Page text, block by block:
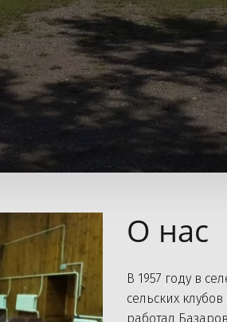
О нас
В 1957 году в
сельских
работал